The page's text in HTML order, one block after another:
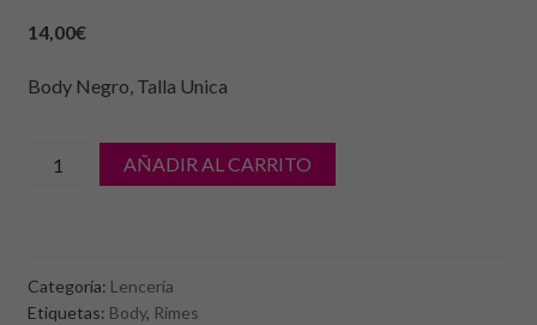
14,00€
Body Negro, Talla Unica
cantidad
7082
Talla
AÑADIR AL CARRITO
Categoría: Lencería
Etiquetas: Body, Rimes